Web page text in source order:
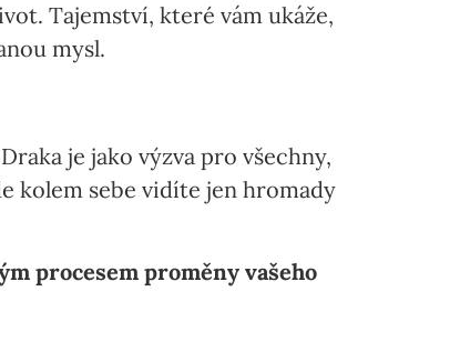
Tajemství, které vám ukáže,
mysl.
je jako výzva pro všechny,
kolem sebe vidíte jen hromady
procesem proměny vašeho